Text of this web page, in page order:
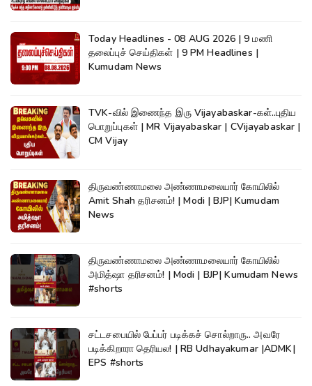
Today Headlines - 08 AUG 2026 | 9 மணி
தலைப்புச் செய்திகள் | 9 PM Headlines |
Kumudam News
TVK-வில் இணைந்த இரு Vijayabaskar-கள்..புதிய
பொறுப்புகள் | MR Vijayabaskar | CVijayabaskar |
CM Vijay
திருவண்ணாமலை அண்ணாமலையார் கோயிலில்
Amit Shah தரிசனம்! | Modi | BJP| Kumudam
News
திருவண்ணாமலை அண்ணாமலையார் கோயிலில்
அமித்ஷா தரிசனம்! | Modi | BJP| Kumudam News
#shorts
சட்டசபையில் பேப்பர் படிக்கச் சொல்றாரு.. அவரே
படிக்கிறாரா தெரியல! | RB Udhayakumar |ADMK|
EPS #shorts